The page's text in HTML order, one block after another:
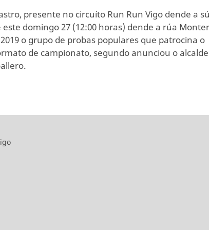
presente no circuíto Run Run Vigo dende a
este domingo 27 (12:00 horas) dende a rúa
o grupo de probas populares que patrocina o
de campionato, segundo anunciou o